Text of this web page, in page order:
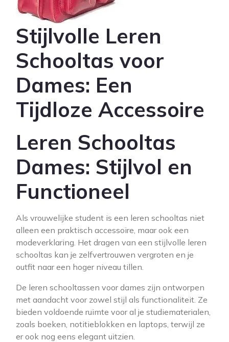
Stijlvolle Leren
Schooltas voor
Dames: Een
Tijdloze Accessoire
Leren Schooltas
Dames: Stijlvol en
Functioneel
Als vrouwelijke student is een leren schooltas niet
alleen een praktisch accessoire, maar ook een
modeverklaring. Het dragen van een stijlvolle leren
schooltas kan je zelfvertrouwen vergroten en je
outfit naar een hoger niveau tillen.
De leren schooltassen voor dames zijn ontworpen
met aandacht voor zowel stijl als functionaliteit. Ze
bieden voldoende ruimte voor al je studiematerialen,
zoals boeken, notitieblokken en laptops, terwijl ze
er ook nog eens elegant uitzien.